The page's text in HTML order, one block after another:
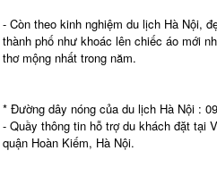
- Còn theo kinh nghiệm du lịch Hà Nội,
thành phố như khoác lên chiếc áo mới
thơ mộng nhất trong năm.
* Đường dây nóng của du lịch Hà Nội :
- Quầy thông tin hỗ trợ du khách đặt tại
quận Hoàn Kiếm, Hà Nội.